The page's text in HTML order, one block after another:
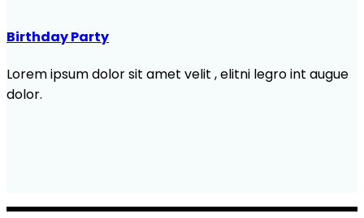
Birthday Party
Lorem ipsum dolor sit amet velit , elitni legro int augue
dolor.